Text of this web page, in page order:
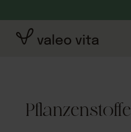
Pflanzenstoffe